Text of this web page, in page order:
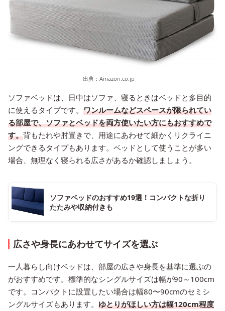
出典： Amazon.co.jp
ソファベッドは、日中はソファ、寝るときはベッドと多目的
に使えるタイプです。 ワンルームなどスペースが限られてい
る部屋で、ソファとベッドを両方使いたい方にもおすすめで
す。背もたれや肘置きで、用途にあわせて細かくリクライニ
ングできるタイプもあります。ベッドとして使うことが多い
場合、無理なく寝られる広さがあるか確認しましょう。
ソファベッドのおすすめ19選！コンパクトな折り
たたみや収納付きも
広さや身長にあわせてサイズを選ぶ
一人暮らし向けベッドは、部屋の広さや身長を基準に選ぶの
がおすすめです。標準的なシングルサイズは幅が90～100cm
です。コンパクトに設置したい場合は幅80〜90cmのセミシ
ングルサイズもあります。 ゆとりがほしい方は幅120cm程度